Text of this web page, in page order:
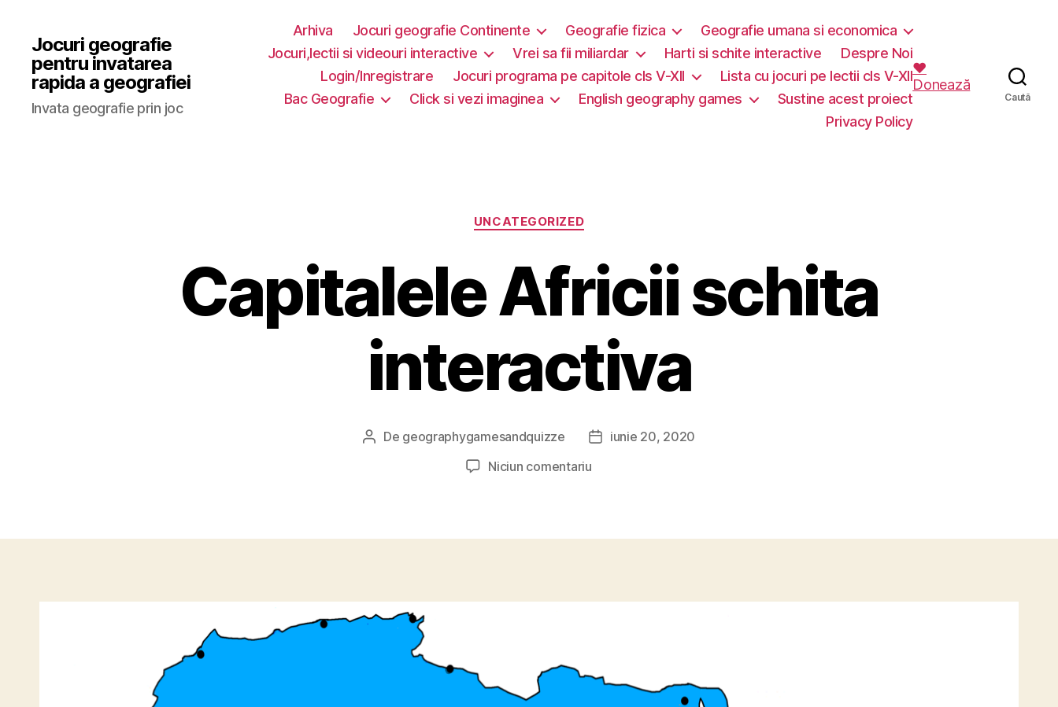
Jocuri geografie
pentru invatarea
rapida a geografiei
Invata geografie prin joc
Arhiva Jocuri geografie Continente Geografie fizica
Geografie umana si economica
Jocuri,lectii si videouri interactive
Vrei sa fii miliardar Harti si schite interactive
Despre Noi
Login/Inregistrare
Jocuri programa pe capitole cls V-XII
Lista cu jocuri pe lectii cls V-XII
Bac Geografie
Click si vezi imaginea English geography games
Sustine acest proiect
Privacy Policy
❤️
Donează
Caută
Categorii
UNCATEGORIZED
Capitalele Africii schita
interactiva
Autor
De geographygamesandquizze
Datăiunie 20, 2020
Niciun comentariula
interactiva